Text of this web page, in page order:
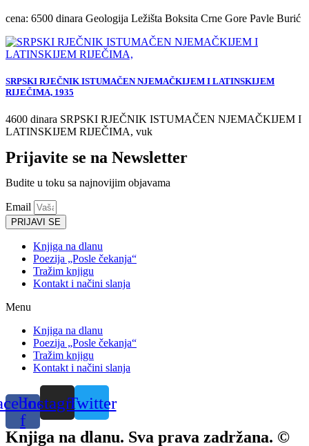
cena: 6500 dinara Geologija Ležišta Boksita Crne Gore Pavle Burić
SRPSKI RJEČNIK ISTUMAČEN NJEMAČKIJEM I LATINSKIJEM
RIJEČIMA, 1935
4600 dinara SRPSKI RJEČNIK ISTUMAČEN NJEMAČKIJEM I
LATINSKIJEM RIJEČIMA, vuk
Prijavite se na Newsletter
Budite u toku sa najnovijim objavama
Email
PRIJAVI SE
Knjiga na dlanu
Poezija „Posle čekanja“
Tražim knjigu
Kontakt i načini slanja
Menu
Knjiga na dlanu
Poezija „Posle čekanja“
Tražim knjigu
Kontakt i načini slanja
f
InstagramTwitter
Knjiga na dlanu. Sva prava zadržana. ©